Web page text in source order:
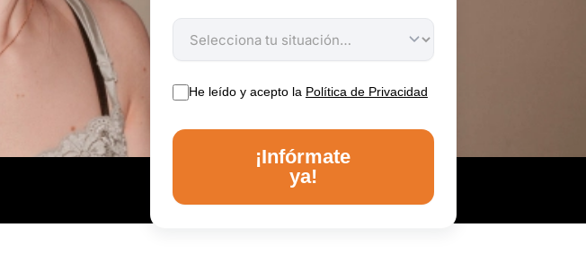
He leído y acepto la Política de Privacidad
¡Infórmate
ya!